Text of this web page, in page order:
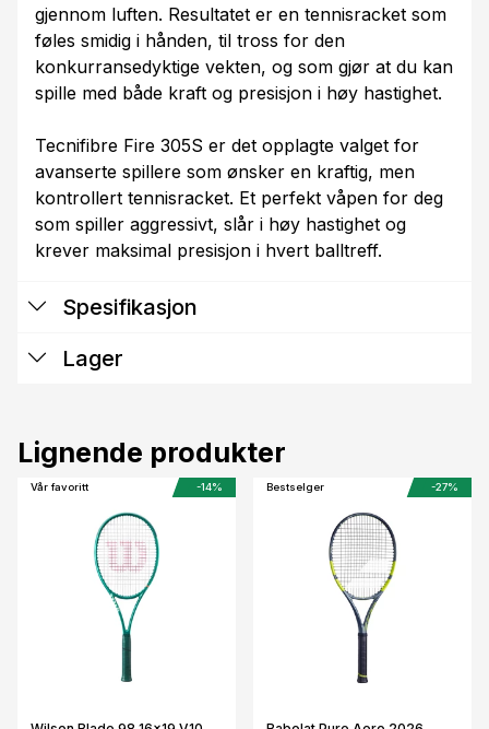
gjennom luften. Resultatet er en tennisracket som
føles smidig i hånden, til tross for den
konkurransedyktige vekten, og som gjør at du kan
spille med både kraft og presisjon i høy hastighet.
Tecnifibre Fire 305S er det opplagte valget for
avanserte spillere som ønsker en kraftig, men
kontrollert tennisracket. Et perfekt våpen for deg
som spiller aggressivt, slår i høy hastighet og
krever maksimal presisjon i hvert balltreff.
Spesifikasjon
Lager
Lignende produkter
Vår favoritt -14% Bestselger -27%